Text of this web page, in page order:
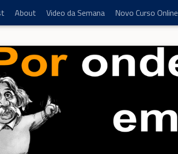
About Video da Semana Novo Curso Online